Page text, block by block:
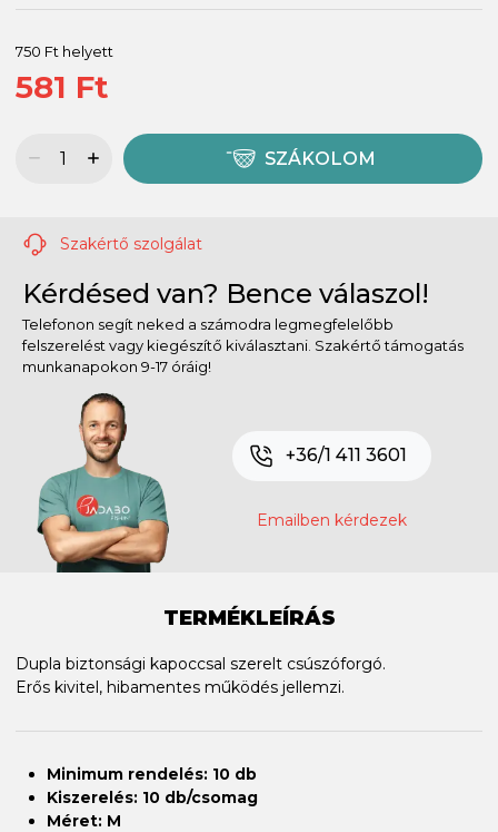
750 Ft helyett
581 Ft
SZÁKOLOM
Szakértő szolgálat
Kérdésed van? Bence válaszol!
Telefonon segít neked a számodra legmegfelelőbb
felszerelést vagy kiegészítő kiválasztani. Szakértő támogatás
munkanapokon 9-17 óráig!
+36/1 411 3601
Emailben kérdezek
TERMÉKLEÍRÁS
Dupla biztonsági kapoccsal szerelt csúszóforgó.
Erős kivitel, hibamentes működés jellemzi.
Minimum rendelés: 10 db
Kiszerelés: 10 db/csomag
Méret: M